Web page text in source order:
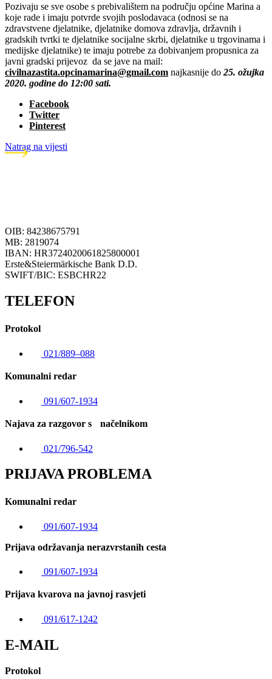
Pozivaju se sve osobe s prebivalištem na području općine Marina a
koje rade i imaju potvrde svojih poslodavaca (odnosi se na
zdravstvene djelatnike, djelatnike domova zdravlja, državnih i
gradskih tvrtki te djelatnike socijalne skrbi, djelatnike u trgovinama i
medijske djelatnike) te imaju potrebe za dobivanjem propusnica za
javni gradski prijevoz da se jave na mail:
civilnazastita.opcinamarina@gmail.com najkasnije do 25. ožujka
2020. godine do 12:00 sati.
Facebook
Twitter
Pinterest
Natrag na vijesti
OIB: 84238675791
MB: 2819074
IBAN: HR3724020061825800001
Erste&Steiermärkische Bank D.D.
SWIFT/BIC: ESBCHR22
TELEFON
Protokol
021/889–088
Komunalni redar
091/607-1934
Najava za razgovor s načelnikom
021/796-542
PRIJAVA PROBLEMA
Komunalni redar
091/607-1934
Prijava održavanja nerazvrstanih cesta
091/607-1934
Prijava kvarova na javnoj rasvjeti
091/617-1242
E-MAIL
Protokol